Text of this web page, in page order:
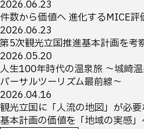
2026.06.23
件数から価値へ ─進化するMICE
2026.06.23
第5次観光立国推進基本計画を考
2026.05.20
人生100年時代の温泉旅 ～城崎
バーサルツーリズム最前線～
2026.04.16
観光立国に「人流の地図」が必
基本計画の価値を「地域の実感